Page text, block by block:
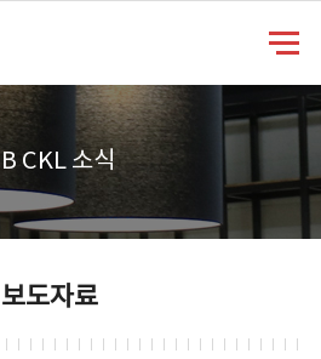
CKL 소식
보도자료